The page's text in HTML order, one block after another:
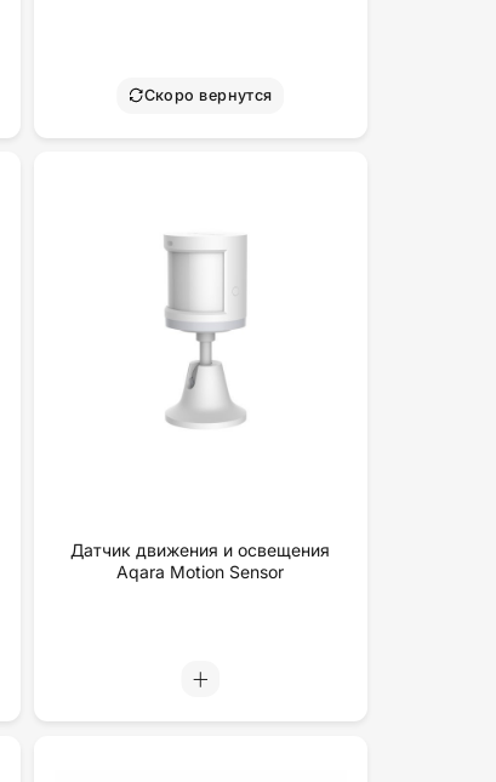
Скоро вернутся
Датчик движения и освещения
Aqara Motion Sensor